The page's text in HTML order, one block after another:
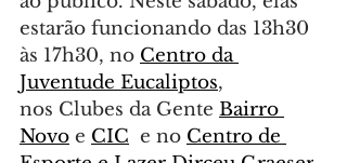
estarão funcionando das 13h30
às 17h30, no Centro da
Juventude Eucaliptos,
nos Clubes da Gente Bairro
Novo e CIC e no Centro de